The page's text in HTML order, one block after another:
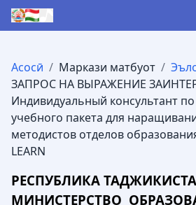
Асосӣ / Маркази матбуот /
ЗАПРОС НА ВЫРАЖЕНИЕ
Индивидуальный консультант
учебного пакета для
методистов отделов
LEARN
РЕСПУБЛИКА
МИНИСТЕРСТВО